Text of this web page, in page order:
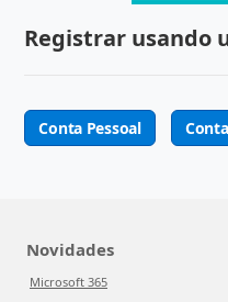
Registrar usando
Conta Pessoal
Novidades
Microsoft 365